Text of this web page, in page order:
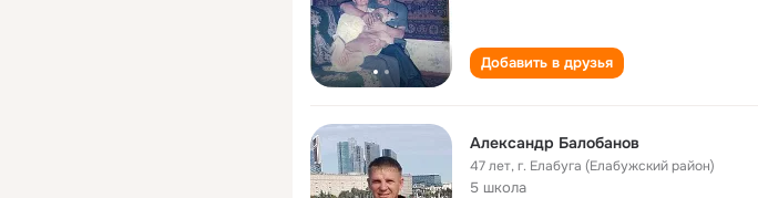
Добавить в друзья
Александр Балобанов
47 лет,г. Елабуга (Елабужский район)
5 школа